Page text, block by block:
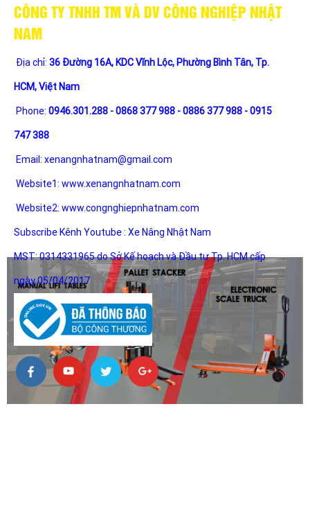
CÔNG TY TNHH TM VÀ DV CÔNG NGHIỆP NHẬT
NAM
Địa chỉ: 36 Đường 16A, KDC Vĩnh Lộc, Phường Bình Tân, Tp.
HCM, Việt Nam
Phone: 0946.301.288 - 0868 377 988 - 0886 377 988 - 0915
747 388
Email: xenangnhatnam@gmail.com
Website1: www.xenangnhatnam.com
Website2: www.congnghiepnhatnam.com
Subscribe Kênh Youtube : Xe Nâng Nhật Nam
MST: 0314331965 do Sở Kế hoạch và Đầu tư Tp. HCM cấp
ngày 05/04/2017